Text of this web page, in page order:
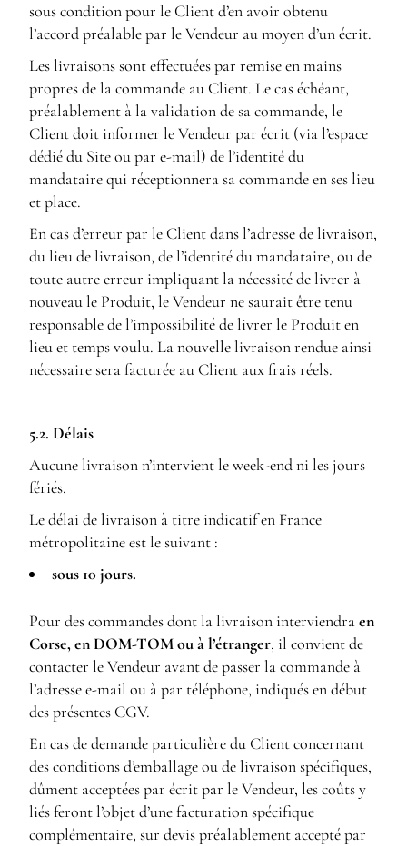
sous condition pour le Client d’en avoir obtenu
l’accord préalable par le Vendeur au moyen d’un écrit.
Les livraisons sont effectuées par remise en mains
propres de la commande au Client. Le cas échéant,
préalablement à la validation de sa commande, le
Client doit informer le Vendeur par écrit (via l’espace
dédié du Site ou par e-mail) de l’identité du
mandataire qui réceptionnera sa commande en ses lieu
et place.
En cas d’erreur par le Client dans l’adresse de livraison,
du lieu de livraison, de l’identité du mandataire, ou de
toute autre erreur impliquant la nécessité de livrer à
nouveau le Produit, le Vendeur ne saurait être tenu
responsable de l’impossibilité de livrer le Produit en
lieu et temps voulu. La nouvelle livraison rendue ainsi
nécessaire sera facturée au Client aux frais réels.
5.2. Délais
Aucune livraison n’intervient le week-end ni les jours
fériés.
Le délai de livraison à titre indicatif en France
métropolitaine est le suivant :
sous 10 jours.
Pour des commandes dont la livraison interviendraen
Corse, en DOM-TOM ou à l’étranger, il convient de
contacter le Vendeur avant de passer la commande à
l’adresse e-mail ou à par téléphone, indiqués en début
des présentes CGV.
En cas de demande particulière du Client concernant
des conditions d’emballage ou de livraison spécifiques,
dûment acceptées par écrit par le Vendeur, les coûts y
liés feront l’objet d’une facturation spécifique
complémentaire, sur devis préalablement accepté par